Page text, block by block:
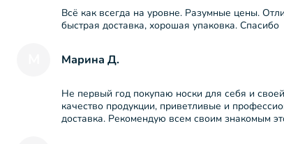
Всё как всегда на уровне. Разумные цены.
быстрая доставка, хорошая упаковка. Спасибо
Марина Д.
Не первый год покупаю носки для себя и
качество продукции, приветливые и
доставка. Рекомендую всем своим знакомым